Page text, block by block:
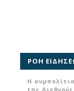
ΡΟΗ
Η
της